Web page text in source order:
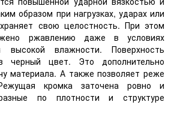
образом при нагрузках, ударах или
свою целостность. При этом
ржавлению даже в условиях
высокой влажности. Поверхность
черный цвет. Это дополнительно
материала. А также позволяет реже
кромка заточена ровно и
по плотности и структуре